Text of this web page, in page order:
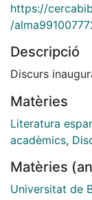
https://
/
Descripció
Discurs
Matèries
Literatura
acadèmics,
Matèries
Universitat de